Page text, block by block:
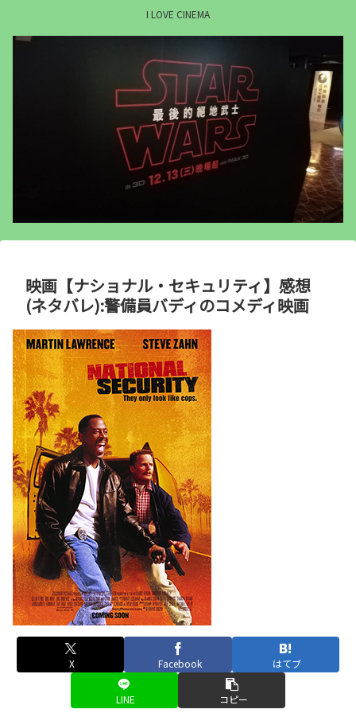
I LOVE CINEMA
映画【ナショナル・セキュリティ】感想
(ネタバレ):警備員バディのコメディ映画
X Facebook はてブ
LINE コピー